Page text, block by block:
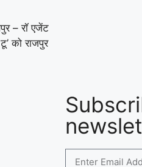
– रॉ एजेंट
को राजपुर